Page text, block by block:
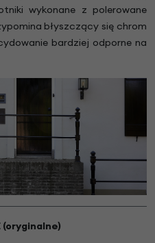
wykonane z polerowane
błyszczący się chrom
bardziej odporne na
(oryginalne)